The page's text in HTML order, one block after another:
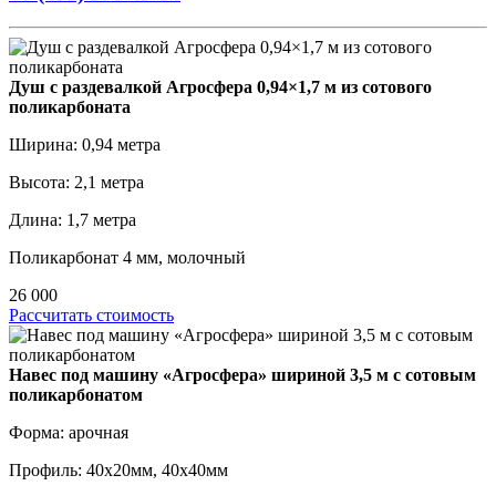
Душ с раздевалкой Агросфера 0,94×1,7 м из сотового
поликарбоната
Ширина: 0,94 метра
Высота: 2,1 метра
Длина: 1,7 метра
Поликарбонат 4 мм, молочный
26 000
Рассчитать стоимость
Навес под машину «Агросфера» шириной 3,5 м с сотовым
поликарбонатом
Форма: арочная
Профиль: 40х20мм, 40х40мм